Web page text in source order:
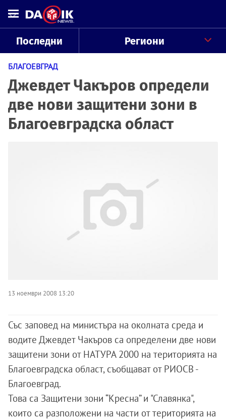
Последни Региони
БЛАГОЕВГРАД
Джевдет Чакъров определи
две нови защитени зони в
Благоевградска област
13 ноември 2008 13:20
Със заповед на министъра на околната среда и
водите Джевдет Чакъров са определени две нови
защитени зони от НАТУРА 2000 на територията на
Благоевградска област, съобщават от РИОСВ -
Благоевград.
Това са Защитени зони “Кресна” и "Славянка",
които са разположени на части от територията на